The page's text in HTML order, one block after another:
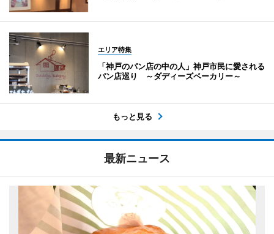
エリア特集
「神戸のパン店の中の人」神戸市民に愛される
パン店巡り ～ダディーズベーカリー～
もっと見る
最新ニュース